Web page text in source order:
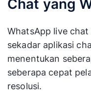
Chat yang
WhatsApp live
sekadar aplikasi
menentukan
seberapa cepat
resolusi.